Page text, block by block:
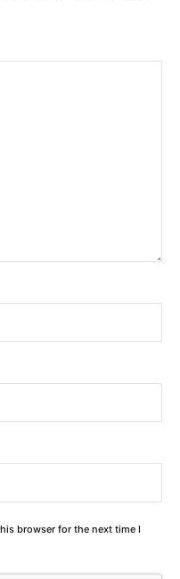
browser for the next time I